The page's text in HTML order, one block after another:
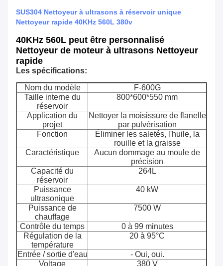
SUS304 Nettoyeur à ultrasons à réservoir unique
Nettoyeur rapide 40KHz 560L 380v
40KHz 560L peut être personnalisé
Nettoyeur de moteur à ultrasons Nettoyeur
rapide
Les spécifications:
Nom du modèle
F-600G
Taille interne du
réservoir
800*600*550 mm
Application du
projet
Nettoyer la moisissure de flanelle
par pulvérisation
Fonction
Éliminer les saletés, l'huile, la
rouille et la graisse
Caractéristique
Aucun dommage au moule de
précision
Capacité du
réservoir
264L
Puissance
ultrasonique
40 kW
Puissance de
chauffage
7500 W
Contrôle du temps
0 à 99 minutes
Régulation de la
température
20 à 95°C
Entrée / sortie d'eau
- Oui, oui.
Voltage
380 V